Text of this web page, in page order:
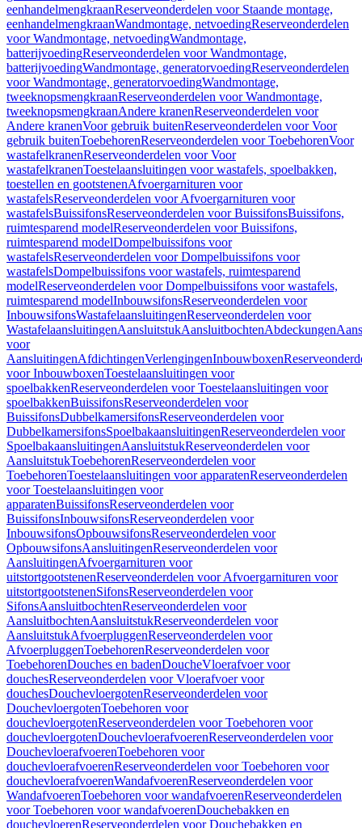
eenhandelmengkraanReserveonderdelen voor Staande montage,
eenhandelmengkraanWandmontage, netvoedingReserveonderdelen
voor Wandmontage, netvoedingWandmontage,
batterijvoedingReserveonderdelen voor Wandmontage,
batterijvoedingWandmontage, generatorvoedingReserveonderdelen
voor Wandmontage, generatorvoedingWandmontage,
tweeknopsmengkraanReserveonderdelen voor Wandmontage,
tweeknopsmengkraanAndere kranenReserveonderdelen voor
Andere kranenVoor gebruik buitenReserveonderdelen voor Voor
gebruik buitenToebehorenReserveonderdelen voor ToebehorenVoor
wastafelkranenReserveonderdelen voor Voor
wastafelkranenToestelaansluitingen voor wastafels, spoelbakken,
toestellen en gootstenenAfvoergarnituren voor
wastafelsReserveonderdelen voor Afvoergarnituren voor
wastafelsBuissifonsReserveonderdelen voor BuissifonsBuissifons,
ruimtesparend modelReserveonderdelen voor Buissifons,
ruimtesparend modelDompelbuissifons voor
wastafelsReserveonderdelen voor Dompelbuissifons voor
wastafelsDompelbuissifons voor wastafels, ruimtesparend
modelReserveonderdelen voor Dompelbuissifons voor wastafels,
ruimtesparend modelInbouwsifonsReserveonderdelen voor
InbouwsifonsWastafelaansluitingenReserveonderdelen voor
WastafelaansluitingenAansluitstukAansluitbochtenAbdeckungen
voor
AansluitingenAfdichtingenVerlengingenInbouwboxen
voor InbouwboxenToestelaansluitingen voor
spoelbakkenReserveonderdelen voor Toestelaansluitingen voor
spoelbakkenBuissifonsReserveonderdelen voor
BuissifonsDubbelkamersifonsReserveonderdelen voor
DubbelkamersifonsSpoelbakaansluitingenReserveonderdelen voor
SpoelbakaansluitingenAansluitstukReserveonderdelen voor
AansluitstukToebehorenReserveonderdelen voor
ToebehorenToestelaansluitingen voor apparatenReserveonderdelen
voor Toestelaansluitingen voor
apparatenBuissifonsReserveonderdelen voor
BuissifonsInbouwsifonsReserveonderdelen voor
InbouwsifonsOpbouwsifonsReserveonderdelen voor
OpbouwsifonsAansluitingenReserveonderdelen voor
AansluitingenAfvoergarnituren voor
uitstortgootstenenReserveonderdelen voor Afvoergarnituren voor
uitstortgootstenenSifonsReserveonderdelen voor
SifonsAansluitbochtenReserveonderdelen voor
AansluitbochtenAansluitstukReserveonderdelen voor
AansluitstukAfvoerpluggenReserveonderdelen voor
AfvoerpluggenToebehorenReserveonderdelen voor
ToebehorenDouches en badenDoucheVloerafvoer voor
douchesReserveonderdelen voor Vloerafvoer voor
douchesDouchevloergotenReserveonderdelen voor
DouchevloergotenToebehoren voor
douchevloergotenReserveonderdelen voor Toebehoren voor
douchevloergotenDouchevloerafvoerenReserveonderdelen voor
DouchevloerafvoerenToebehoren voor
douchevloerafvoerenReserveonderdelen voor Toebehoren voor
douchevloerafvoerenWandafvoerenReserveonderdelen voor
WandafvoerenToebehoren voor wandafvoerenReserveonderdelen
voor Toebehoren voor wandafvoerenDouchebakken en
douchevloerenReserveonderdelen voor Douchebakken en